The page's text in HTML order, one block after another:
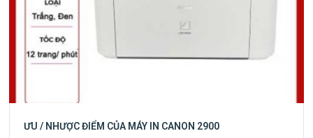
ƯU / NHƯỢC ĐIỂM CỦA MÁY IN CANON 2900